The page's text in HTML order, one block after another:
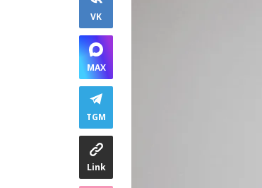
VK
MAX
TGM
Link